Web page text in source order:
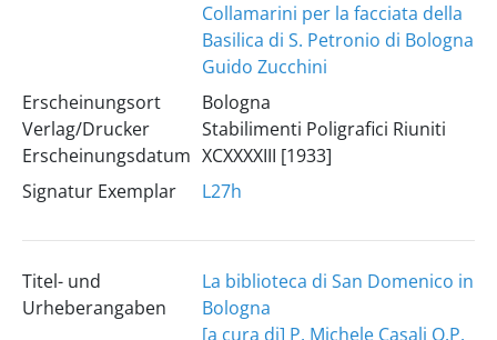
Collamarini per la facciata della
Basilica di S. Petronio di Bologna
Guido Zucchini
Erscheinungsort
Verlag/Drucker
Erscheinungsdatum
Bologna
Stabilimenti Poligrafici Riuniti
XCXXXXIII [1933]
Signatur Exemplar
L27h
Titel- und
Urheberangaben
La biblioteca di San Domenico in
Bologna
[a cura di] P. Michele Casali O.P.